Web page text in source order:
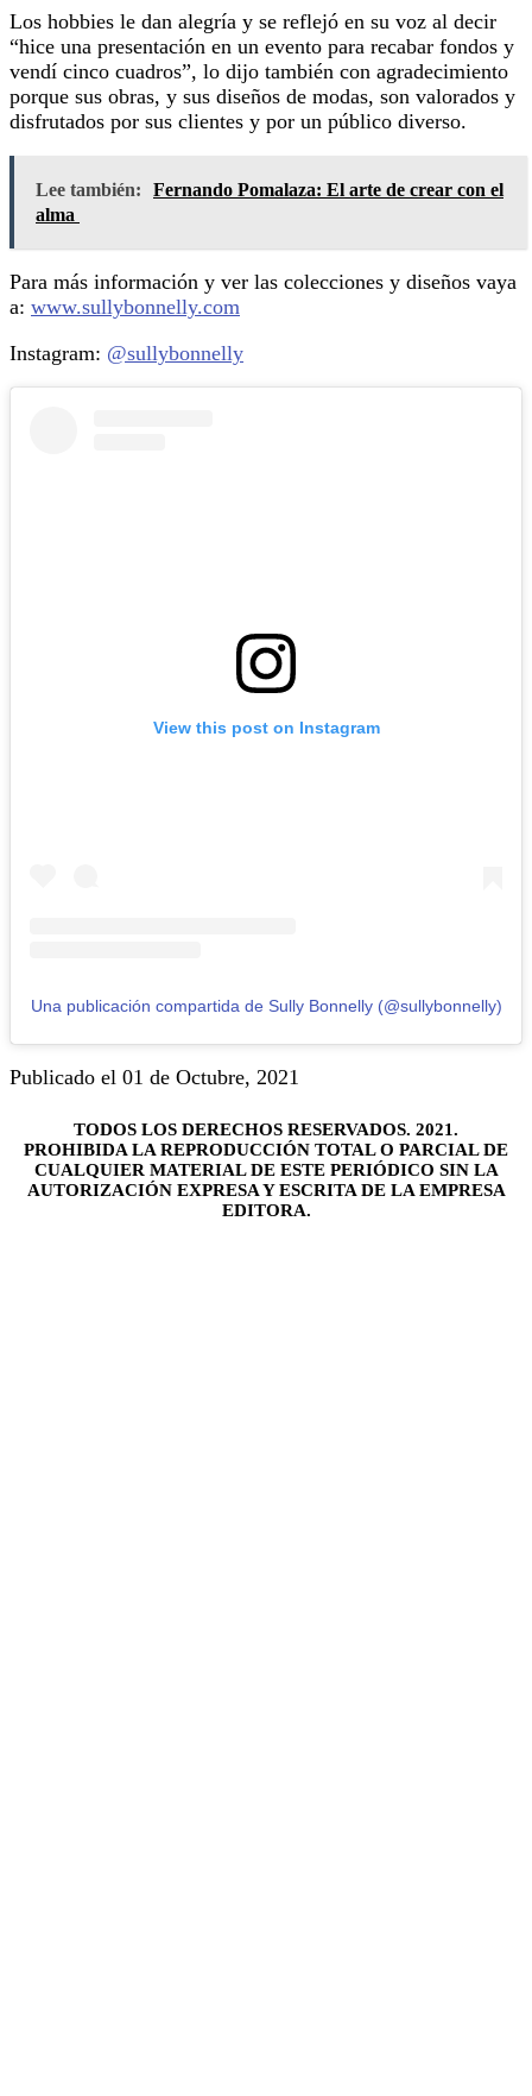
Los hobbies le dan alegría y se reflejó en su voz al decir
“hice una presentación en un evento para recabar fondos y
vendí cinco cuadros”, lo dijo también con agradecimiento
porque sus obras, y sus diseños de modas, son valorados y
disfrutados por sus clientes y por un público diverso.
Lee también:
Fernando Pomalaza: El arte de crear con el
alma
Para más información y ver las colecciones y diseños vaya
a: www.sullybonnelly.com
Instagram: @sullybonnelly
View this post on Instagram
Una publicación compartida de Sully Bonnelly (@sullybonnelly)
Publicado el 01 de Octubre, 2021
TODOS LOS DERECHOS RESERVADOS. 2021.
PROHIBIDA LA REPRODUCCIÓN TOTAL O PARCIAL DE
CUALQUIER MATERIAL DE ESTE PERIÓDICO SIN LA
AUTORIZACIÓN EXPRESA Y ESCRITA DE LA EMPRESA
EDITORA.